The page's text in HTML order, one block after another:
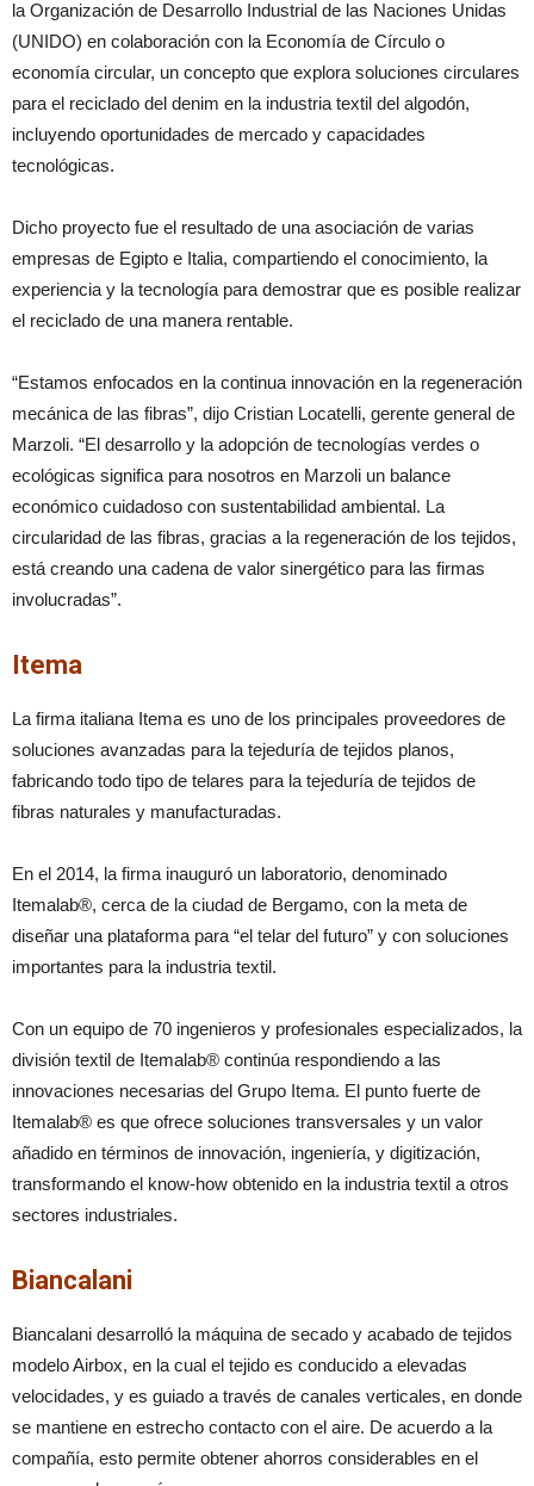
la Organización de Desarrollo Industrial de las Naciones Unidas
(UNIDO) en colaboración con la Economía de Círculo o
economía circular, un concepto que explora soluciones circulares
para el reciclado del denim en la industria textil del algodón,
incluyendo oportunidades de mercado y capacidades
tecnológicas.
Dicho proyecto fue el resultado de una asociación de varias
empresas de Egipto e Italia, compartiendo el conocimiento, la
experiencia y la tecnología para demostrar que es posible realizar
el reciclado de una manera rentable.
“Estamos enfocados en la continua innovación en la regeneración
mecánica de las fibras”, dijo Cristian Locatelli, gerente general de
Marzoli. “El desarrollo y la adopción de tecnologías verdes o
ecológicas significa para nosotros en Marzoli un balance
económico cuidadoso con sustentabilidad ambiental. La
circularidad de las fibras, gracias a la regeneración de los tejidos,
está creando una cadena de valor sinergético para las firmas
involucradas”.
Itema
La firma italiana Itema es uno de los principales proveedores de
soluciones avanzadas para la tejeduría de tejidos planos,
fabricando todo tipo de telares para la tejeduría de tejidos de
fibras naturales y manufacturadas.
En el 2014, la firma inauguró un laboratorio, denominado
Itemalab®, cerca de la ciudad de Bergamo, con la meta de
diseñar una plataforma para “el telar del futuro” y con soluciones
importantes para la industria textil.
Con un equipo de 70 ingenieros y profesionales especializados, la
división textil de Itemalab® continúa respondiendo a las
innovaciones necesarias del Grupo Itema. El punto fuerte de
Itemalab® es que ofrece soluciones transversales y un valor
añadido en términos de innovación, ingeniería, y digitización,
transformando el know-how obtenido en la industria textil a otros
sectores industriales.
Biancalani
Biancalani desarrolló la máquina de secado y acabado de tejidos
modelo Airbox, en la cual el tejido es conducido a elevadas
velocidades, y es guiado a través de canales verticales, en donde
se mantiene en estrecho contacto con el aire. De acuerdo a la
compañía, esto permite obtener ahorros considerables en el